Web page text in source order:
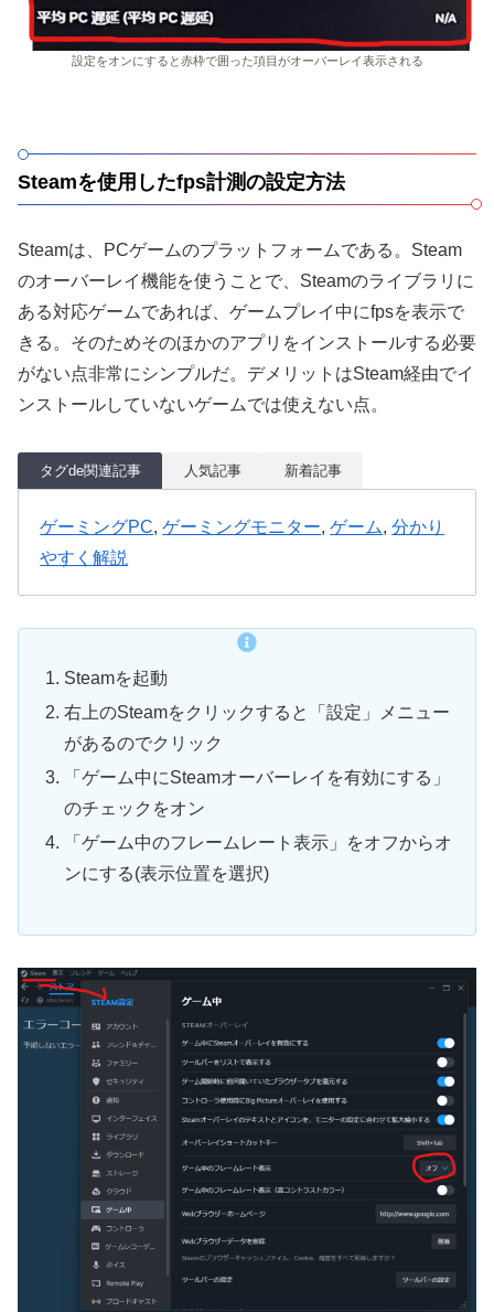
設定をオンにすると赤枠で囲った項目がオーバーレイ表示される
Steamを使用したfps計測の設定方法
Steamは、PCゲームのプラットフォームである。Steam
のオーバーレイ機能を使うことで、Steamのライブラリに
ある対応ゲームであれば、ゲームプレイ中にfpsを表示で
きる。そのためそのほかのアプリをインストールする必要
がない点非常にシンプルだ。デメリットはSteam経由でイ
ンストールしていないゲームでは使えない点。
タグde関連記事 人気記事 新着記事
ゲーミングPC, ゲーミングモニター, ゲーム, 分かり
やすく解説
Steamを起動
右上のSteamをクリックすると「設定」メニュー
があるのでクリック
「ゲーム中にSteamオーバーレイを有効にする」
のチェックをオン
「ゲーム中のフレームレート表示」をオフからオ
ンにする(表示位置を選択)